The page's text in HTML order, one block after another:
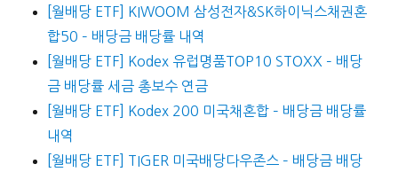
[월배당 ETF] KIWOOM 삼성전자&SK하이닉스채권혼
합50 – 배당금 배당률 내역
[월배당 ETF] Kodex 유럽명품TOP10 STOXX – 배당
금 배당률 세금 총보수 연금
[월배당 ETF] Kodex 200 미국채혼합 – 배당금 배당률
내역
[월배당 ETF] TIGER 미국배당다우존스 – 배당금 배당